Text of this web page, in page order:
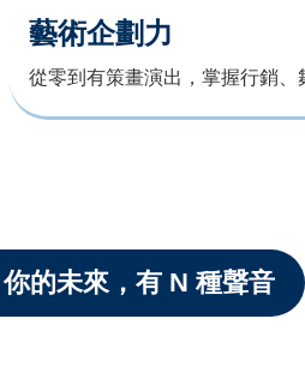
藝術企劃力
從零到有策畫演出，掌握行銷、
你的未來，有 N 種聲音